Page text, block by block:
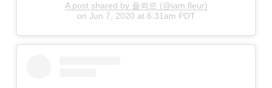
A post shared by 플뢰르 (@iam.fleur)
on Jun 7, 2020 at 6:31am PDT